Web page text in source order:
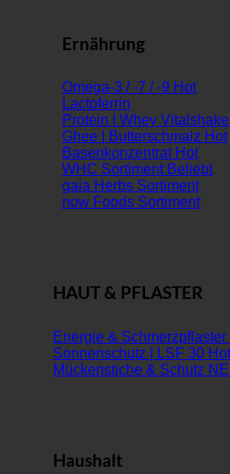
Ernährung
Omega-3 / -7 / -9
Lactoferrin
Protein | Whey Vitalshake
Ghee | Butterschmalz
Basenkonzentrat
WHC Sortiment
gaia Herbs Sortiment
now Foods Sortiment
HAUT & PFLASTER
Energie & Schmerzpflaster
Sonnenschutz | LSF 30
Mückenstiche & Schutz
Haushalt